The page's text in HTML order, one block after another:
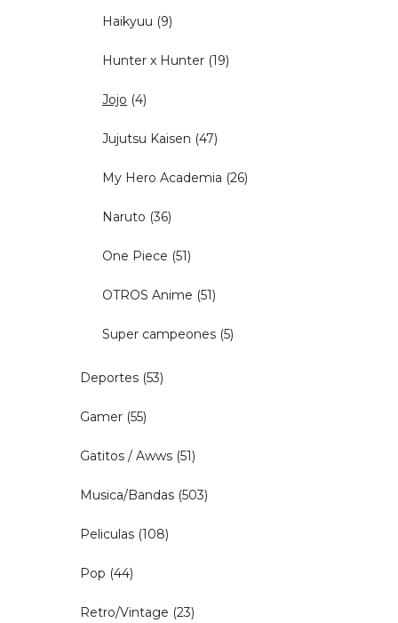
Haikyuu (9)
Hunter x Hunter (19)
Jojo (4)
Jujutsu Kaisen (47)
My Hero Academia (26)
Naruto (36)
One Piece (51)
OTROS Anime (51)
Super campeones (5)
Deportes (53)
Gamer (55)
Gatitos / Awws (51)
Musica/Bandas (503)
Peliculas (108)
Pop (44)
Retro/Vintage (23)